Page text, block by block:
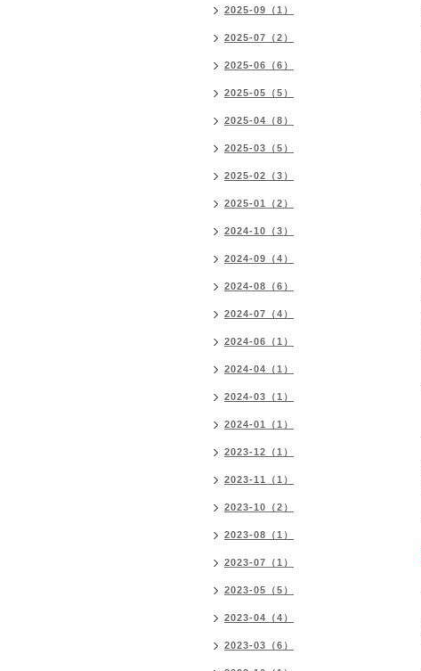
2025-09（1）
2025-07（2）
2025-06（6）
2025-05（5）
2025-04（8）
2025-03（5）
2025-02（3）
2025-01（2）
2024-10（3）
2024-09（4）
2024-08（6）
2024-07（4）
2024-06（1）
2024-04（1）
2024-03（1）
2024-01（1）
2023-12（1）
2023-11（1）
2023-10（2）
2023-08（1）
2023-07（1）
2023-05（5）
2023-04（4）
2023-03（6）